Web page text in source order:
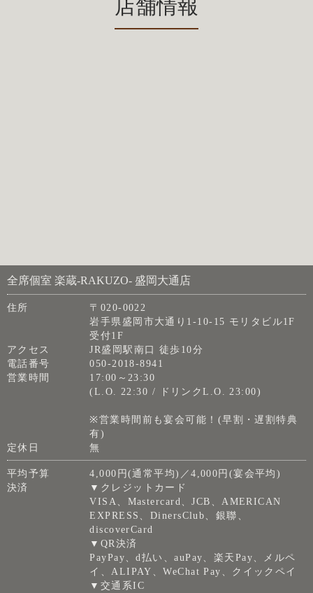
店舗情報
全席個室 楽蔵‐RAKUZO‐ 盛岡大通店
住所
〒020-0022
岩手県盛岡市大通り1-10-15 モリタビル1F
受付1F
アクセス
JR盛岡駅南口 徒歩10分
電話番号
050-2018-8941
営業時間
17:00～23:30
(L.O. 22:30 / ドリンクL.O. 23:00)
※営業時間前も宴会可能！(早割・遅割特典
有)
定休日
無
平均予算
4,000円(通常平均)／4,000円(宴会平均)
決済
▼クレジットカード
VISA、Mastercard、JCB、AMERICAN
EXPRESS、DinersClub、銀聯、
discoverCard
▼QR決済
PayPay、d払い、auPay、楽天Pay、メルペ
イ、ALIPAY、WeChat Pay、クイックペイ
▼交通系IC